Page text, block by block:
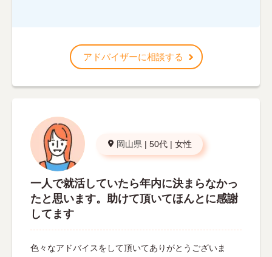
アドバイザーに相談する
岡山県 | 50代 | 女性
一人で就活していたら年内に決まらなかっ
たと思います。助けて頂いてほんとに感謝
してます
色々なアドバイスをして頂いてありがとうございま